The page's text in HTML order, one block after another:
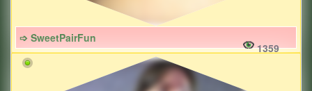
➩ SweetPairFun
1359